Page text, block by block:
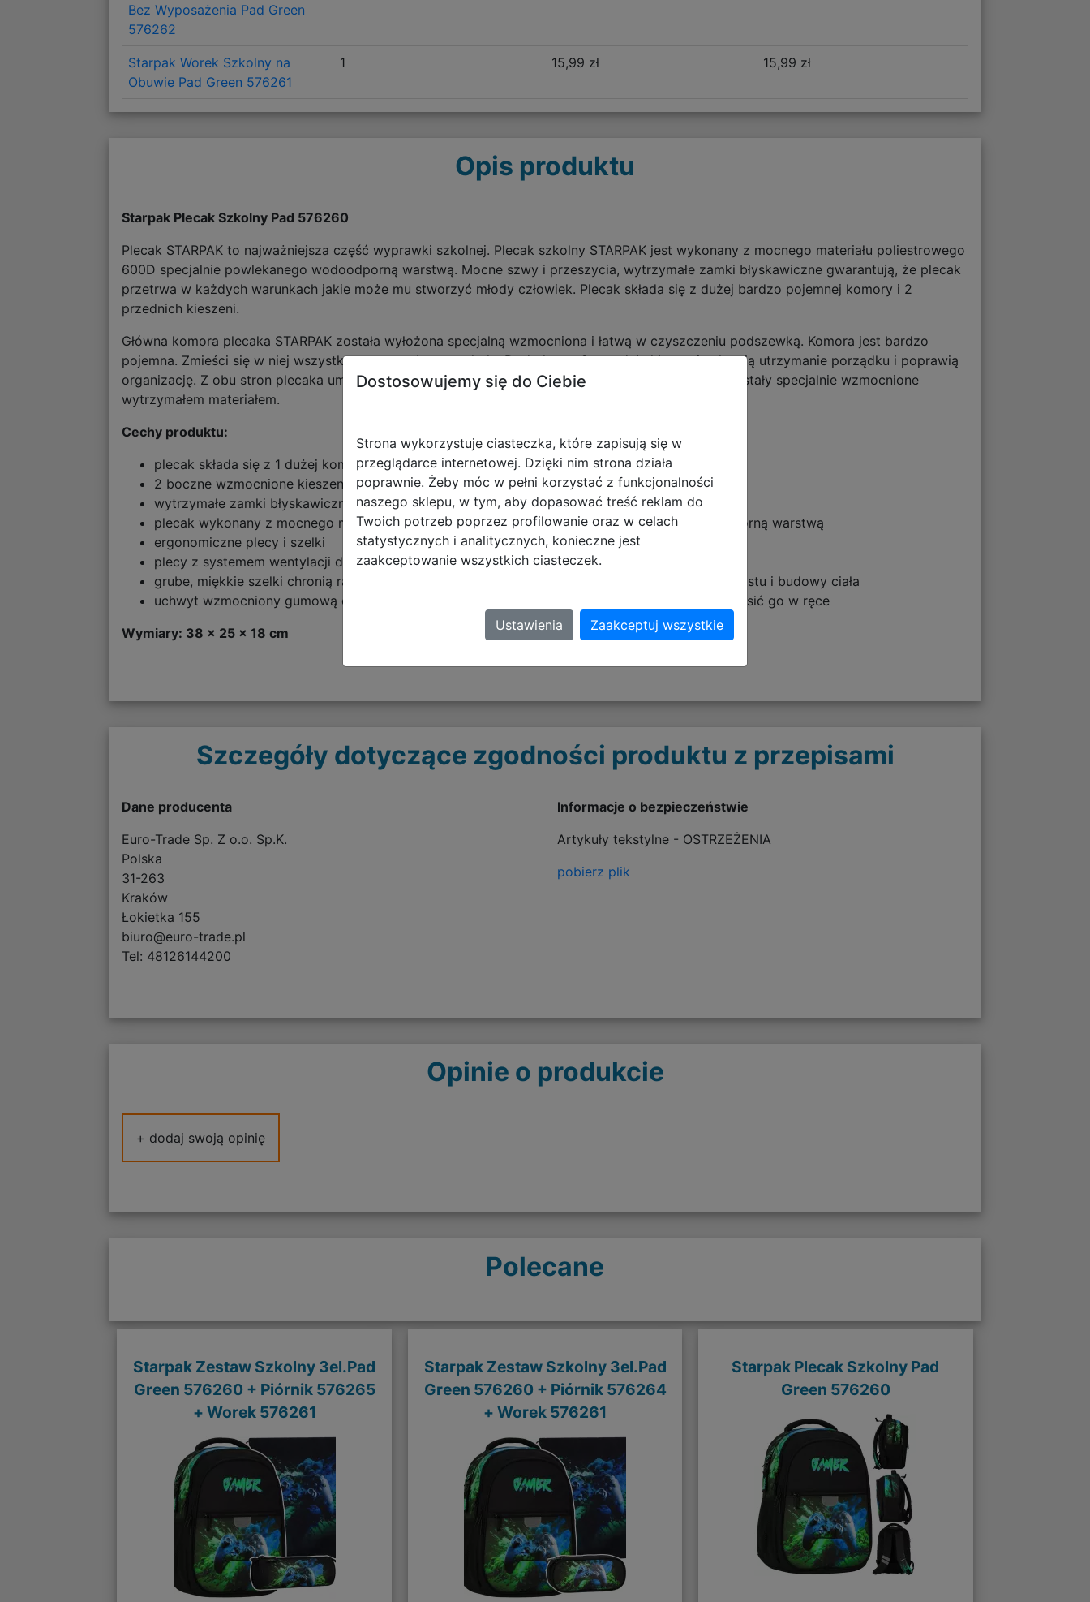
Bez Wyposażenia Pad Green
576262
Starpak Worek Szkolny na
Obuwie Pad Green 576261
1 15,99 zł 15,99 zł
Opis produktu
Starpak Plecak Szkolny Pad 576260
Plecak STARPAK to najważniejsza część wyprawki szkolnej. Plecak szkolny STARPAK jest wykonany z mocnego materiału poliestrowego
600D specjalnie powlekanego wodoodporną warstwą. Mocne szwy i przeszycia, wytrzymałe zamki błyskawiczne gwarantują, że plecak
przetrwa w każdych warunkach jakie może mu stworzyć młody człowiek. Plecak składa się z dużej bardzo pojemnej komory i 2
przednich kieszeni.
Główna komora plecaka STARPAK została wyłożona specjalną wzmocniona i łatwą w czyszczeniu podszewką. Komora jest bardzo
pojemna. Zmieści się w niej wszystko co potrzebne w szkole. Dodatkowo 2 przednie kieszenie ułatwią utrzymanie porządku i poprawią
organizację. Z obu stron plecaka umieściliśmy siatkowe kieszenie na butelki z napojem. Kieszenie zostały specjalnie wzmocnione
wytrzymałem materiałem.
Cechy produktu:
plecak składa się z 1 dużej komory i 2 obszernych przedniej kieszeni
2 boczne wzmocnione kieszenie siatkowe na butelkę z napojem
wytrzymałe zamki błyskawiczne,
plecak wykonany z mocnego materiału poliestrowego 600D specjalnie powlekanego wodoodporną warstwą
ergonomiczne plecy i szelki
plecy z systemem wentylacji dla większego komfortu
grube, miękkie szelki chronią ramiona- regulowane szelki pozwalają dopasować plecak do wzrostu i budowy ciała
uchwyt wzmocniony gumową opaską powalające zawiesić plecak na wieszaku lub wygodnie nosić go w ręce
Wymiary: 38 x 25 x 18 cm
Szczegóły dotyczące zgodności produktu z przepisami
Dane producenta
Euro-Trade Sp. Z o.o. Sp.K.
Polska
31-263
Kraków
Łokietka 155
biuro@euro-trade.pl
Tel: 48126144200
Informacje o bezpieczeństwie
Artykuły tekstylne - OSTRZEŻENIA
pobierz plik
Opinie o produkcie
+ dodaj swoją opinię
Polecane
Starpak Zestaw Szkolny 3el.Pad
Green 576260 + Piórnik 576265
+ Worek 576261
Starpak Zestaw Szkolny 3el.Pad
Green 576260 + Piórnik 576264
+ Worek 576261
Starpak Plecak Szkolny Pad
Green 576260
Dostosowujemy się do Ciebie
Strona wykorzystuje ciasteczka, które zapisują się w
przeglądarce internetowej. Dzięki nim strona działa
poprawnie. Żeby móc w pełni korzystać z funkcjonalności
naszego sklepu, w tym, aby dopasować treść reklam do
Twoich potrzeb poprzez profilowanie oraz w celach
statystycznych i analitycznych, konieczne jest
zaakceptowanie wszystkich ciasteczek.
Ustawienia Zaakceptuj wszystkie